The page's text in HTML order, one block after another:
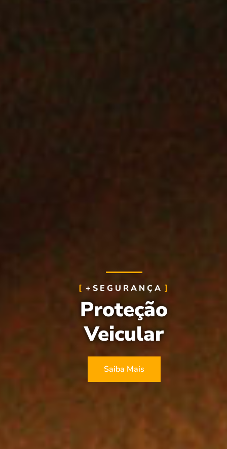
+SEGURANÇA
Proteção
Veicular
Saiba Mais